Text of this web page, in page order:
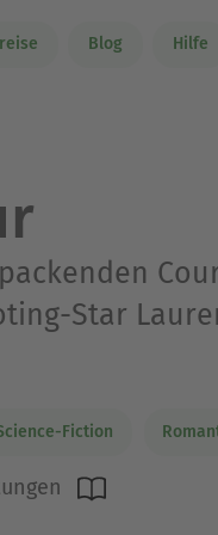
Blog Hilfe
Star
Fiction